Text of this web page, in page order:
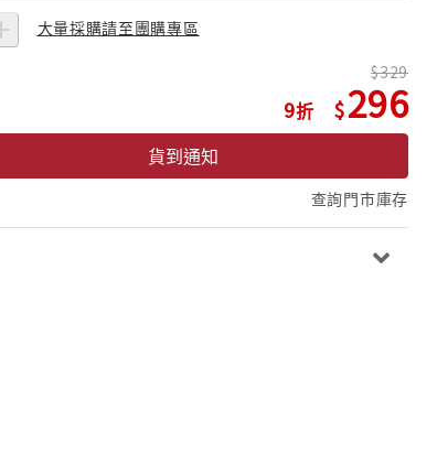
大量採購請至團購專區
9
329
296
貨到通知
查詢門市庫存